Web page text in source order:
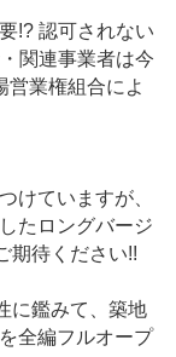
!? 認可されない
関連事業者は今
営業権組合によ
けていますが、
たロングバージ
期待ください!!
に鑑みて、築地
全編フルオープ